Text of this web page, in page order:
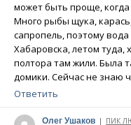
может быть проще, когда
Много рыбы щука,
сапропель, поэтому
Хабаровска, летом туда,
полтора там жили. Была
домики. Сейчас не знаю
Ответить
Олег Ушаков | ПИК